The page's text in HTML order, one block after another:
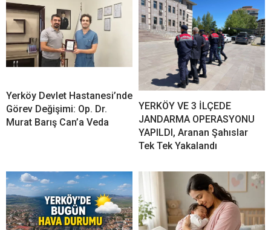
Yerköy Devlet Hastanesi’nde
Görev Değişimi: Op. Dr.
Murat Barış Can’a Veda
YERKÖY VE 3 İLÇEDE
JANDARMA OPERASYONU
YAPILDI, Aranan Şahıslar
Tek Tek Yakalandı